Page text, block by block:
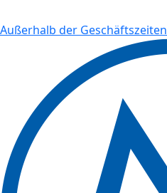
Außerhalb der Geschäftszeiten